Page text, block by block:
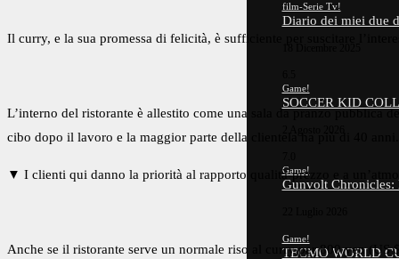
film-Serie Tv!
Diario dei miei due
Game!
SOCCER KID
Game!
Gunvolt
Game!
TECMO WORLD
Il curry, e la sua promessa di felicità, è sufficiente per suscitare
L’interno del ristorante è allestito come una sala da pranzo
cibo dopo il lavoro e la maggior parte della clientela ha più di 40 anni.
▼ I clienti qui danno la priorità al rapporto qualità-prezzo e a
Anche se il ristorante serve un normale riso al curry per 800 yen (US